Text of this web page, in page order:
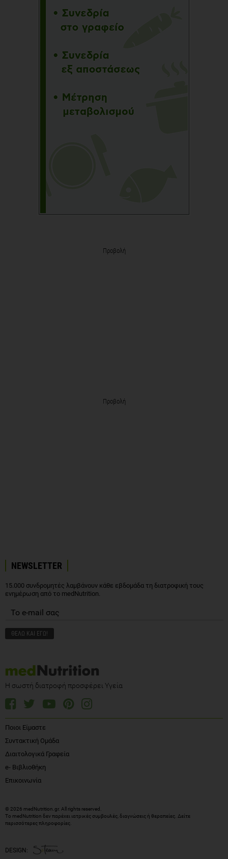
Προβολή
Προβολή
NEWSLETTER
15.000 συνδρομητές λαμβάνουν κάθε εβδομάδα τη διατροφική τους
ενημέρωση από το medNutrition.
Η σωστή διατροφή προσφέρει Υγεία
Ποιοι Είμαστε
Συντακτική Ομάδα
Διαιτολογικά Γραφεία
e- Βιβλιοθήκη
Επικοινωνία
© 2026 medNutrition.gr. All rights reserved.
Το medNutrition δεν παρέχει ιατρικές συμβουλές, διαγνώσεις ή θεραπείες. Δείτε
περισσότερες πληροφορίες
DESIGN: